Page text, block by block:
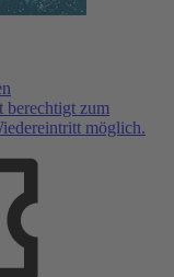
berechtigt zum
möglich.